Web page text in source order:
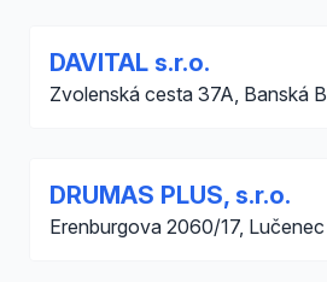
DAVITAL s.r.o.
Zvolenská cesta 37A, Banská
DRUMAS PLUS, s.r.o.
Erenburgova 2060/17, Lučenec